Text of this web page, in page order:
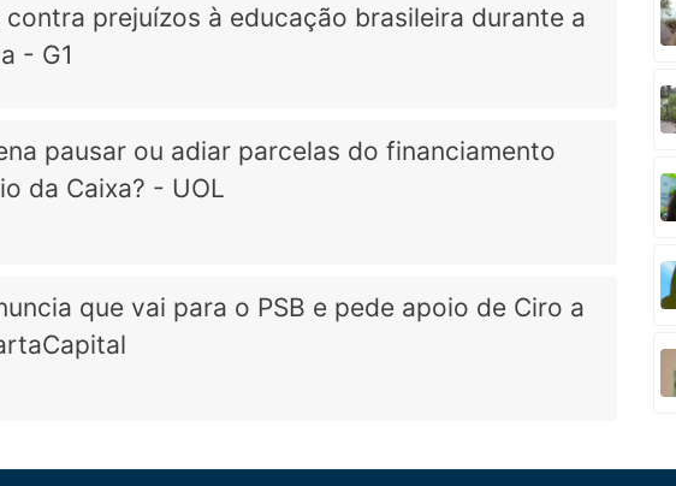
contra prejuízos à educação brasileira durante a
- G1
pausar ou adiar parcelas do financiamento
da Caixa? - UOL
que vai para o PSB e pede apoio de Ciro a